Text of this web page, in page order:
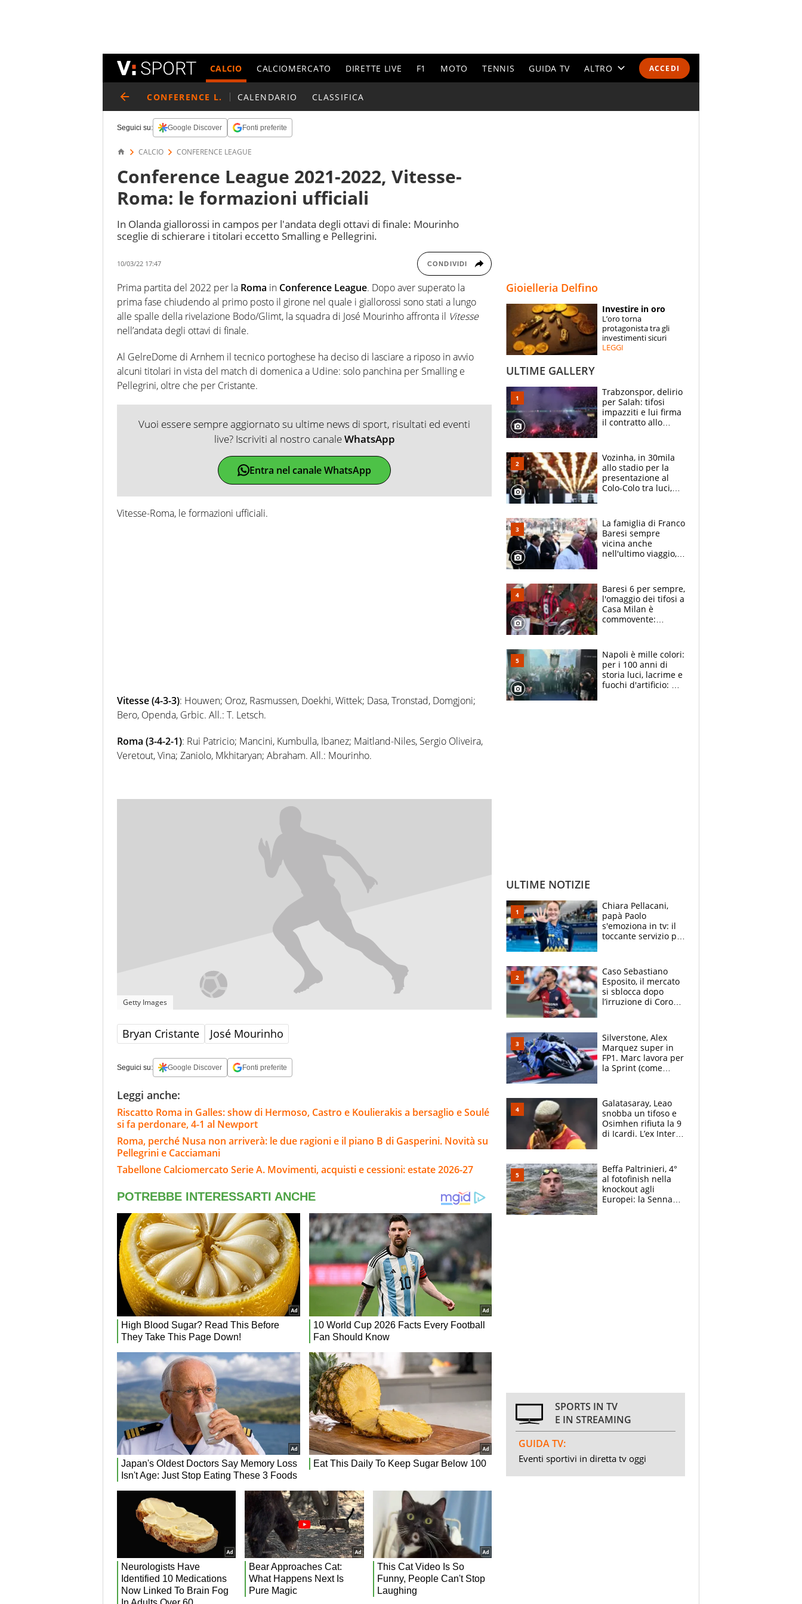
ACCEDI
CALCIO CALCIOMERCATO DIRETTE LIVE F1 MOTO TENNIS GUIDA TV ALTRO
ESPERTI
CONTATTI
CONFERENCE L. CALENDARIO CLASSIFICA
Seguici su: Google Discover Fonti preferite
CALCIO CONFERENCE LEAGUE
Conference League 2021-2022, Vitesse-
Roma: le formazioni ufficiali
In Olanda giallorossi in campos per l'andata degli ottavi di finale: Mourinho
sceglie di schierare i titolari eccetto Smalling e Pellegrini.
10/03/22 17:47 CONDIVIDI
Prima partita del 2022 per la Roma in Conference League. Dopo aver superato la
prima fase chiudendo al primo posto il girone nel quale i giallorossi sono stati a lungo
alle spalle della rivelazione Bodo/Glimt, la squadra di José Mourinho affronta il Vitesse
nell’andata degli ottavi di finale.
Al GelreDome di Arnhem il tecnico portoghese ha deciso di lasciare a riposo in avvio
alcuni titolari in vista del match di domenica a Udine: solo panchina per Smalling e
Pellegrini, oltre che per Cristante.
Vuoi essere sempre aggiornato su ultime news di sport, risultati ed eventi
live? Iscriviti al nostro canaleWhatsApp
Entra nel canale WhatsApp
Vitesse-Roma, le formazioni ufficiali.
Vitesse (4-3-3): Houwen; Oroz, Rasmussen, Doekhi, Wittek; Dasa, Tronstad, Domgjoni;
Bero, Openda, Grbic. All.: T. Letsch.
Roma (3-4-2-1): Rui Patricio; Mancini, Kumbulla, Ibanez; Maitland-Niles, Sergio Oliveira,
Veretout, Vina; Zaniolo, Mkhitaryan; Abraham. All.: Mourinho.
Getty Images
Bryan Cristante José Mourinho
Seguici su: Google Discover Fonti preferite
Leggi anche:
Riscatto Roma in Galles: show di Hermoso, Castro e Koulierakis a bersaglio e Soulé
si fa perdonare, 4-1 al Newport
Roma, perché Nusa non arriverà: le due ragioni e il piano B di Gasperini. Novità su
Pellegrini e Cacciamani
Tabellone Calciomercato Serie A. Movimenti, acquisti e cessioni: estate 2026-27
Gioielleria Delfino
Investire in oro
L’oro torna
protagonista tra gli
investimenti sicuri
LEGGI
ULTIME GALLERY
Trabzonspor, delirio
per Salah: tifosi
impazziti e lui firma
il contratto allo
Vozinha, in 30mila
allo stadio per la
presentazione al
Colo-Colo tra luci,
La famiglia di Franco
Baresi sempre
vicina anche
nell'ultimo viaggio,
circondati
dall'affetto dei tifosi
Baresi 6 per sempre,
l'omaggio dei tifosi a
Casa Milan è
commovente:
bigliettini
Napoli è mille colori:
per i 100 anni di
storia luci, lacrime e
fuochi d'artificio: De
ULTIME NOTIZIE
Chiara Pellacani,
papà Paolo
s'emoziona in tv: il
toccante servizio per
Caso Sebastiano
Esposito, il mercato
si sblocca dopo
l’irruzione di Corona
due big
Silverstone, Alex
Marquez super in
FP1. Marc lavora per
la Sprint (come
Galatasaray, Leao
snobba un tifoso e
Osimhen rifiuta la 9
di Icardi. L’ex Inter
Beffa Paltrinieri, 4°
al fotofinish nella
knockout agli
Europei: la Senna
SPORTS IN TV
E IN STREAMING
GUIDA TV:
Eventi sportivi in diretta tv oggi